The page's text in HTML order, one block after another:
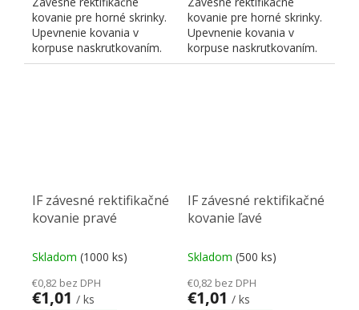
kovanie pre horné skrinky.
Upevnenie kovania v
korpuse naskrutkovaním.
Upevnenie kovania na...
kovanie pre horné skrinky.
Upevnenie kovania v
korpuse naskrutkovaním.
Upevnenie kovania na...
IF závesné rektifikačné
kovanie pravé
Skladom (1000 ks)
€0,82 bez DPH
€1,01 / ks
IF závesné rektifikačné
kovanie ľavé
Skladom (500 ks)
€0,82 bez DPH
€1,01 / ks